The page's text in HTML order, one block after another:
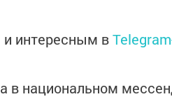
интересным в
в национальном